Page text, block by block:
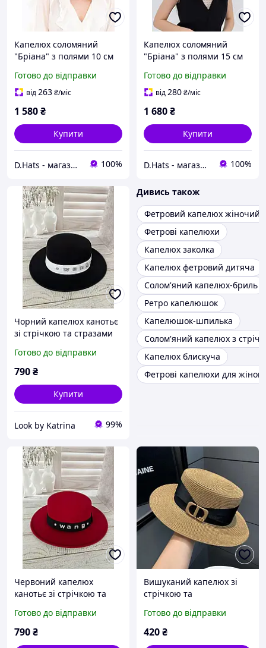
Капелюх соломяний
"Бріана" з полями 10 см
Готово до відправки
від263₴/міс
1 580₴
Купити
D.Hats - магазин жіночих головних уборів 100%
Капелюх соломяний
"Бріана" з полями 15 см
Готово до відправки
від280₴/міс
1 680₴
Купити
D.Hats - магазин жіночих головних уборів 100%
Чорний капелюх канотьє
зі стрічкою та стразами
Готово до відправки
790₴
Купити
Look by Katrina 99%
Дивись також
Фетровий капелюх жіночий
Фетрові капелюхи
Капелюх заколка
Капелюх фетровий дитяча
Солом'яний капелюх-бриль
Ретро капелюшок
Капелюшок-шпилька
Солом'яний капелюх з
Капелюх блискуча
Фетрові капелюхи для жінок
Червоний капелюх
канотьє зі стрічкою та
Готово до відправки
790₴
Вишуканий капелюх зі
стрічкою та
"CD". Капучіно
Готово до відправки
420₴